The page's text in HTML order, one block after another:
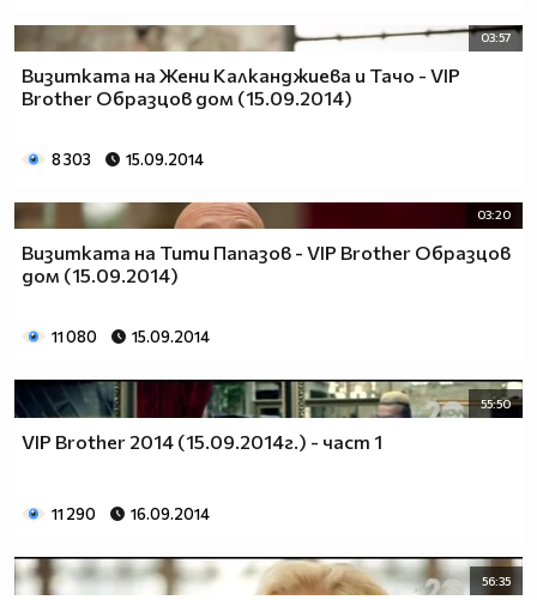
03:57
Визитката на Жени Калканджиева и Тачо - VIP
Brother Образцов дом (15.09.2014)
8 303 15.09.2014
03:20
Визитката на Тити Папазов - VIP Brother Образцов
дом (15.09.2014)
11 080 15.09.2014
55:50
VIP Brother 2014 (15.09.2014г.) - част 1
11 290 16.09.2014
56:35